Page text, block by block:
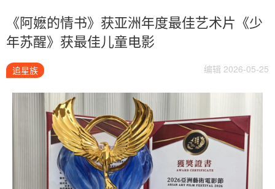
《阿嬷的情书》获亚洲年度最佳艺术片《少
年苏醒》获最佳儿童电影
追星族 编辑 2026-05-25